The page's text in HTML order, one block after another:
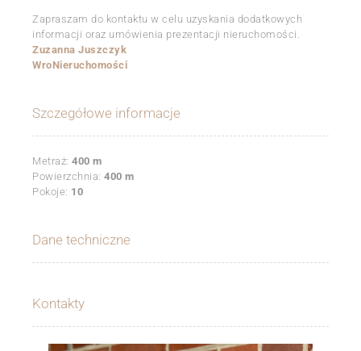
Zapraszam do kontaktu w celu uzyskania dodatkowych
informacji oraz umówienia prezentacji nieruchomości.
Zuzanna Juszczyk
WroNieruchomości
Szczegółowe informacje
Metraż: 400 m
Powierzchnia: 400 m
Pokoje: 10
Dane techniczne
Kontakty